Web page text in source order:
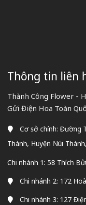
Thông tin liên
Thành Công Flower -
Gửi Điện Hoa Toàn
Cơ sở chính: Đường
Thành, Huyện Núi
Chi nhánh 1: 58 Thích
Chi nhánh 2: 172
Chi nhánh 3: 127